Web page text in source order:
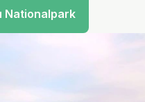
Nationalpark